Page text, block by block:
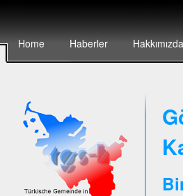
Home Haberler Hakkımızda